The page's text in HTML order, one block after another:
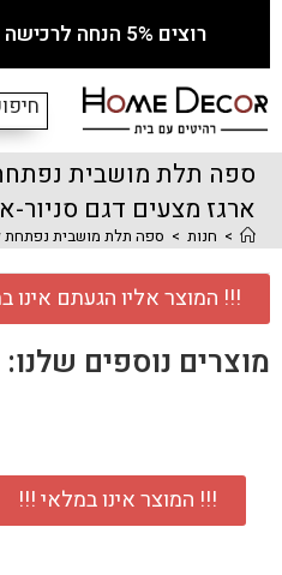
רוצים 5% הנחה לרכישה הראשונה? לחצו כאן!
ספה תלת מושבית
ארגז מצעים דגם סניור-
> חנות > ספה תלת מושבית נפתחת
!!! המוצר אליו הגעתם אינו
מוצרים נוספים שלנו:
!!! המוצר אינו במלאי !!!